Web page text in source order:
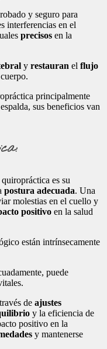
y seguro para
interferencias en el
precisos en la
y restauran el flujo
principalmente
sus beneficios van
es su
postura adecuada. Una
molestias en el cuello y
positivo en la salud
están intrínsecamente
puede
de ajustes
y la eficiencia de
positivo en la
y mantenerse